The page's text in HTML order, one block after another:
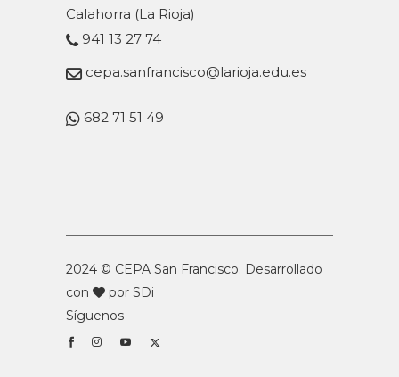
Calahorra (La Rioja)
941 13 27 74
cepa.sanfrancisco@larioja.edu.es
682 71 51 49
2024 © CEPA San Francisco. Desarrollado
con
por SDi
Síguenos